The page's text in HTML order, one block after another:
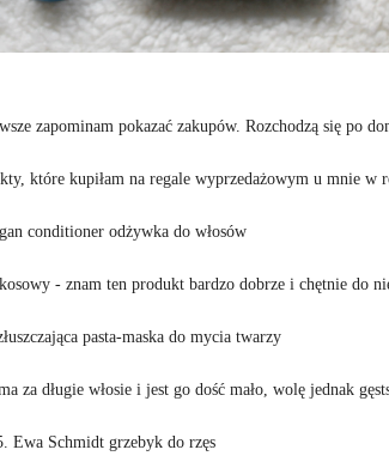
zapominam pokazać zakupów. Rozchodzą się po
które kupiłam na regale wyprzedażowym u mnie w
conditioner odżywka do włosów
- znam ten produkt bardzo dobrze i chętnie do
pasta-maska do mycia twarzy
za długie włosie i jest go dość mało, wolę jednak
Ewa Schmidt grzebyk do rzęs